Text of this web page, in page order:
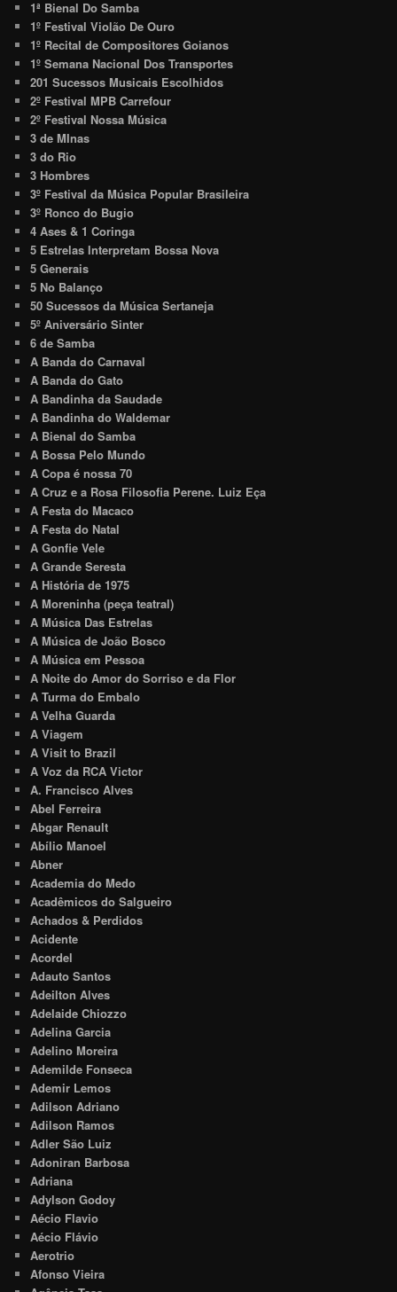
1ª Bienal Do Samba
1º Festival Violão De Ouro
1º Recital de Compositores Goianos
1º Semana Nacional Dos Transportes
201 Sucessos Musicais Escolhidos
2º Festival MPB Carrefour
2º Festival Nossa Música
3 de MInas
3 do Rio
3 Hombres
3º Festival da Música Popular Brasileira
3º Ronco do Bugio
4 Ases & 1 Coringa
5 Estrelas Interpretam Bossa Nova
5 Generais
5 No Balanço
50 Sucessos da Música Sertaneja
5º Aniversário Sinter
6 de Samba
A Banda do Carnaval
A Banda do Gato
A Bandinha da Saudade
A Bandinha do Waldemar
A Bienal do Samba
A Bossa Pelo Mundo
A Copa é nossa 70
A Cruz e a Rosa Filosofia Perene. Luiz Eça
A Festa do Macaco
A Festa do Natal
A Gonfie Vele
A Grande Seresta
A História de 1975
A Moreninha (peça teatral)
A Música Das Estrelas
A Música de João Bosco
A Música em Pessoa
A Noite do Amor do Sorriso e da Flor
A Turma do Embalo
A Velha Guarda
A Viagem
A Visit to Brazil
A Voz da RCA Victor
A. Francisco Alves
Abel Ferreira
Abgar Renault
Abílio Manoel
Abner
Academia do Medo
Acadêmicos do Salgueiro
Achados & Perdidos
Acidente
Acordel
Adauto Santos
Adeilton Alves
Adelaide Chiozzo
Adelina Garcia
Adelino Moreira
Ademilde Fonseca
Ademir Lemos
Adilson Adriano
Adilson Ramos
Adler São Luiz
Adoniran Barbosa
Adriana
Adylson Godoy
Aécio Flavio
Aécio Flávio
Aerotrio
Afonso Vieira